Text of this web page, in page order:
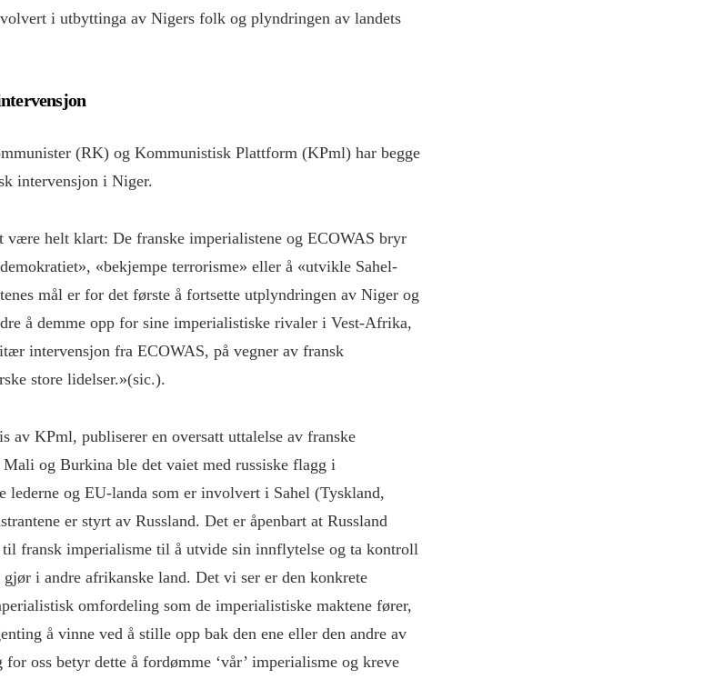
i utbyttinga av Nigers folk og plyndringen av landets
(RK) og Kommunistisk Plattform (KPml) har begge
intervensjon i Niger.
være helt klart: De franske imperialistene og ECOWAS bryr
«bekjempe terrorisme» eller å «utvikle Sahel-
mål er for det første å fortsette utplyndringen av Niger og
å demme opp for sine imperialistiske rivaler i Vest-Afrika,
intervensjon fra ECOWAS, på vegner av fransk
store lidelser.»(sic.).
av KPml, publiserer en oversatt uttalelse av franske
og Burkina ble det vaiet med russiske flagg i
lederne og EU-landa som er involvert i Sahel (Tyskland,
er styrt av Russland. Det er åpenbart at Russland
til fransk imperialisme til å utvide sin innflytelse og ta kontroll
i andre afrikanske land. Det vi ser er den konkrete
omfordeling som de imperialistiske maktene fører,
å vinne ved å stille opp bak den ene eller den andre av
oss betyr dette å fordømme ‘vår’ imperialisme og kreve